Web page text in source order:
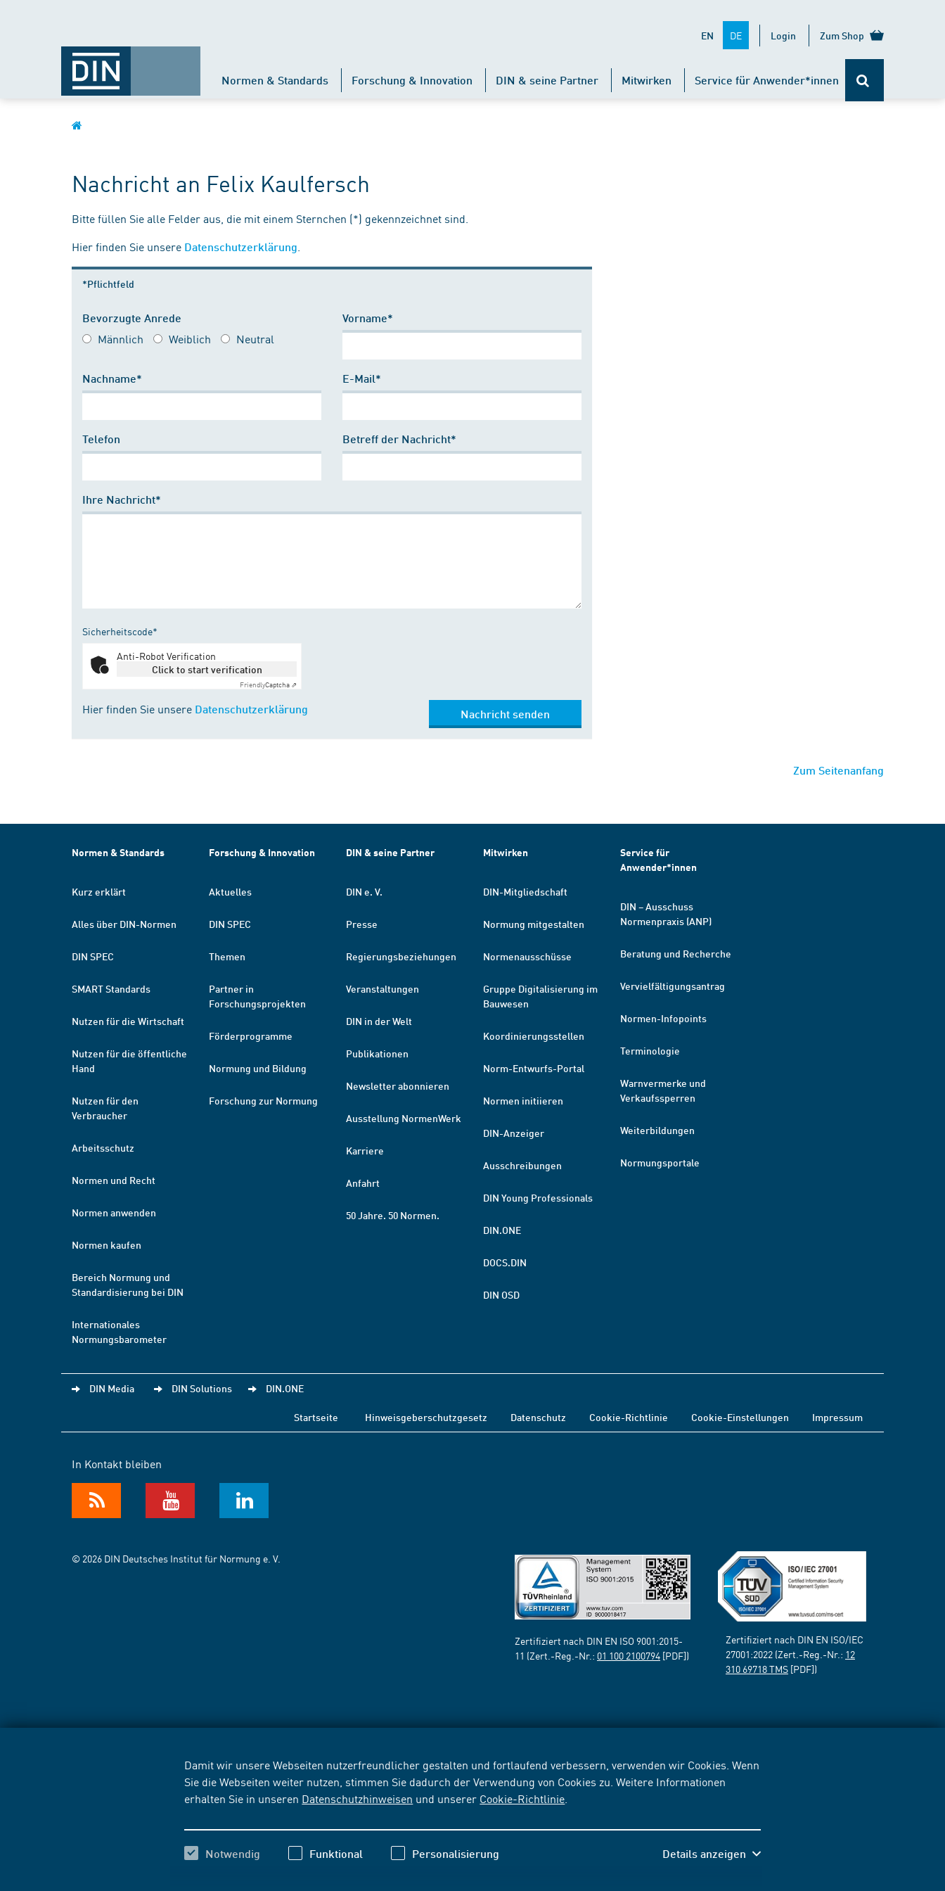
Damit wir unsere Webseiten nutzerfreundlicher gestalten und fortlaufend verbessern, verwenden wir Cookies. Wenn
Sie die Webseiten weiter nutzen, stimmen Sie dadurch der Verwendung von Cookies zu. Weitere Informationen
erhalten Sie in unseren Datenschutzhinweisen und unserer Cookie-Richtlinie
Notwendig Funktional Personalisierung Details anzeigen
EN DE Login Zum Shop
Normen & Standards Forschung & Innovation DIN & seine Partner Mitwirken Service für Anwender*innen
Nachricht an Felix Kaulfersch
Bitte füllen Sie alle Felder aus, die mit einem Sternchen (*) gekennzeichnet sind.
Hier finden Sie unsere Datenschutzerklärung
*Pflichtfeld
Bevorzugte Anrede
Männlich Weiblich Neutral
Vorname*
Nachname* E-Mail*
Telefon Betreff der Nachricht*
Ihre Nachricht*
Sicherheitscode*
Anti-Robot Verification
Click to start verification
FriendlyCaptcha ⇗
Hier finden Sie unsere Datenschutzerklärung Nachricht senden
Zum Seitenanfang
Normen & Standards
Kurz erklärt
Alles über DIN-Normen
DIN SPEC
SMART Standards
Nutzen für die Wirtschaft
Nutzen für die öffentliche
Hand
Nutzen für den
Verbraucher
Arbeitsschutz
Normen und Recht
Normen anwenden
Normen kaufen
Bereich Normung und
Standardisierung bei DIN
Internationales
Normungsbarometer
Forschung & Innovation
Aktuelles
DIN SPEC
Themen
Partner in
Forschungsprojekten
Förderprogramme
Normung und Bildung
Forschung zur Normung
DIN & seine Partner
DIN e. V.
Presse
Regierungsbeziehungen
Veranstaltungen
DIN in der Welt
Publikationen
Newsletter abonnieren
Ausstellung NormenWerk
Karriere
Anfahrt
50 Jahre. 50 Normen.
Mitwirken
DIN-Mitgliedschaft
Normung mitgestalten
Normenausschüsse
Gruppe Digitalisierung im
Bauwesen
Koordinierungsstellen
Norm-Entwurfs-Portal
Normen initiieren
DIN-Anzeiger
Ausschreibungen
DIN Young Professionals
DIN.ONE
DOCS.DIN
DIN OSD
Service für
Anwender*innen
DIN – Ausschuss
Normenpraxis (ANP)
Beratung und Recherche
Vervielfältigungsantrag
Normen-Infopoints
Terminologie
Warnvermerke und
Verkaufssperren
Weiterbildungen
Normungsportale
DIN Media DIN Solutions DIN.ONE
Startseite Hinweisgeberschutzgesetz Datenschutz Cookie-Richtlinie Cookie-Einstellungen Impressum
In Kontakt bleiben
© 2026 DIN Deutsches Institut für Normung e. V.
Zertifiziert nach DIN EN ISO 9001:2015-
11 (Zert.-Reg.-Nr.: 01 100 2100794 [PDF])
Zertifiziert nach DIN EN ISO/IEC
27001:2022 (Zert.-Reg.-Nr.: 12
310 69718 TMS [PDF])